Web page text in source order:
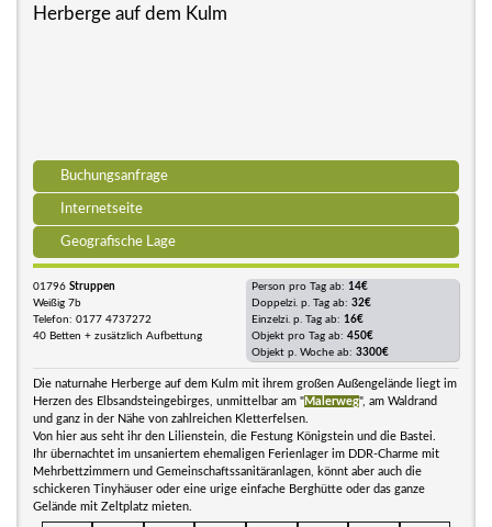
Herberge auf dem Kulm
Buchungsanfrage
Internetseite
Geografische Lage
01796 Struppen
Weißig 7b
Telefon: 0177 4737272
40 Betten + zusätzlich Aufbettung
Person pro Tag ab: 14€
Doppelzi. p. Tag ab: 32€
Einzelzi. p. Tag ab: 16€
Objekt pro Tag ab: 450€
Objekt p. Woche ab: 3300€
Die naturnahe Herberge auf dem Kulm mit ihrem großen Außengelände liegt im
Herzen des Elbsandsteingebirges, unmittelbar am "Malerweg", am Waldrand
und ganz in der Nähe von zahlreichen Kletterfelsen.
Von hier aus seht ihr den Lilienstein, die Festung Königstein und die Bastei.
Ihr übernachtet im unsaniertem ehemaligen Ferienlager im DDR-Charme mit
Mehrbettzimmern und Gemeinschaftssanitäranlagen, könnt aber auch die
schickeren Tinyhäuser oder eine urige einfache Berghütte oder das ganze
Gelände mit Zeltplatz mieten.